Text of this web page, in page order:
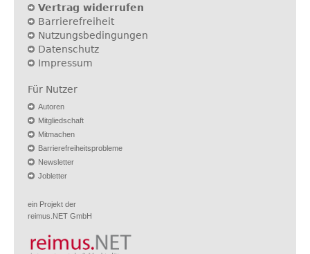
Vertrag widerrufen
Barrierefreiheit
Nutzungsbedingungen
Datenschutz
Impressum
Für Nutzer
Autoren
Mitgliedschaft
Mitmachen
Barrierefreiheitsprobleme
Newsletter
Jobletter
ein Projekt der
reimus.NET GmbH